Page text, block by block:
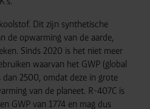
Dit zijn synthetische
de opwarming van de aarde,
Sinds 2020 is het niet meer
waarvan het GWP (global
2500, omdat deze in grote
van de planeet. R-407C is
GWP van 1774 en mag dus